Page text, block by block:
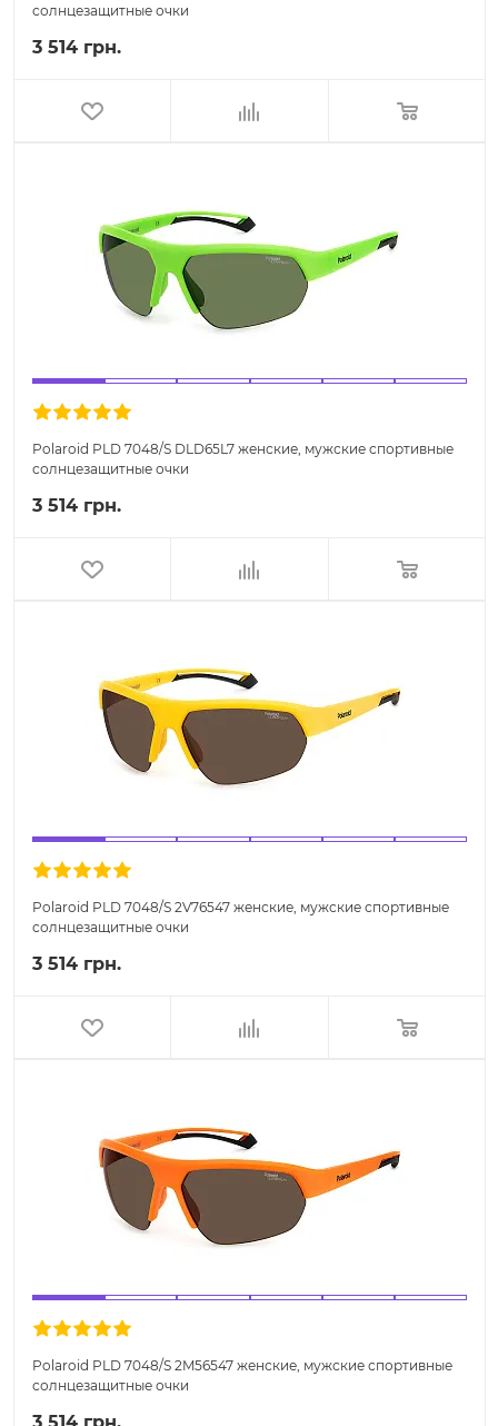
солнцезащитные очки
3 514 грн.
Polaroid PLD 7048/S DLD65L7 женские, мужские спортивные
солнцезащитные очки
3 514 грн.
Polaroid PLD 7048/S 2V76547 женские, мужские спортивные
солнцезащитные очки
3 514 грн.
Polaroid PLD 7048/S 2M56547 женские, мужские спортивные
солнцезащитные очки
3 514 грн.